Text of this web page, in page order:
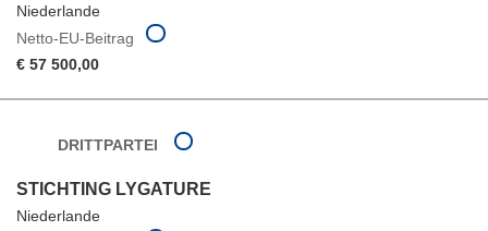
Niederlande
Netto-EU-Beitrag
€ 57 500,00
DRITTPARTEI
STICHTING LYGATURE
Niederlande